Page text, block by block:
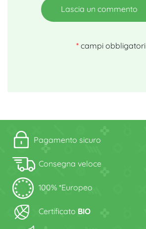
Lascia un commento
* campi obbligatori
Pagamento sicuro
Consegna veloce
100% *Europeo
Certificato BIO